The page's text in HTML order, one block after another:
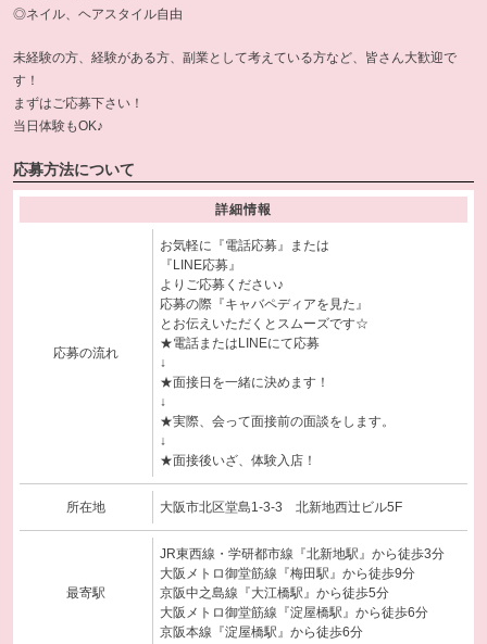
◎ネイル、ヘアスタイル自由
未経験の方、経験がある方、副業として考えている方など、皆さん大歓迎で
す！
まずはご応募下さい！
当日体験もOK♪
応募方法について
詳細情報
応募の流れ
お気軽に『電話応募』または
『LINE応募』
よりご応募ください♪
応募の際『キャバペディアを見た』
とお伝えいただくとスムーズです☆
★電話またはLINEにて応募
↓
★面接日を一緒に決めます！
↓
★実際、会って面接前の面談をします。
↓
★面接後いざ、体験入店！
所在地 大阪市北区堂島1-3-3 北新地西辻ビル5F
最寄駅
JR東西線・学研都市線『北新地駅』から徒歩3分
大阪メトロ御堂筋線『梅田駅』から徒歩9分
京阪中之島線『大江橋駅』から徒歩5分
大阪メトロ御堂筋線『淀屋橋駅』から徒歩6分
京阪本線『淀屋橋駅』から徒歩6分